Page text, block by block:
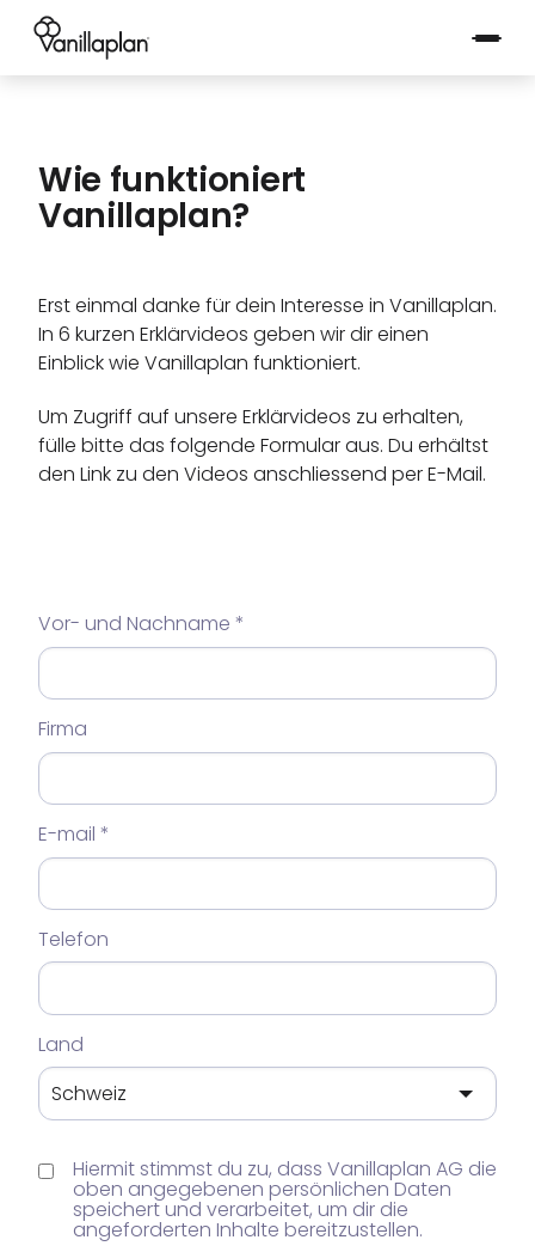
®
Wie funktioniert
Vanillaplan?
Erst einmal danke für dein Interesse in Vanillaplan.
In 6 kurzen Erklärvideos geben wir dir einen
Einblick wie Vanillaplan funktioniert.
Um Zugriff auf unsere Erklärvideos zu erhalten,
fülle bitte das folgende Formular aus. Du erhältst
den Link zu den Videos anschliessend per E-Mail.
Vor- und Nachname
Firma
E-mail
Telefon
Land
Hiermit stimmst du zu, dass Vanillaplan AG die
oben angegebenen persönlichen Daten
speichert und verarbeitet, um dir die
angeforderten Inhalte bereitzustellen.